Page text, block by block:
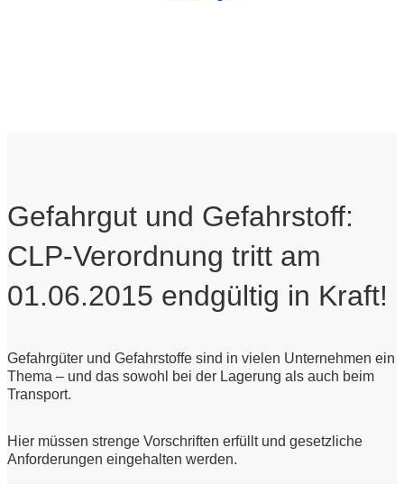
Gefahrgut und Gefahrstoff:
CLP-Verordnung tritt am
01.06.2015 endgültig in Kraft!
Gefahrgüter und Gefahrstoffe sind in vielen Unternehmen ein
Thema – und das sowohl bei der Lagerung als auch beim
Transport.
Hier müssen strenge Vorschriften erfüllt und gesetzliche
Anforderungen eingehalten werden.